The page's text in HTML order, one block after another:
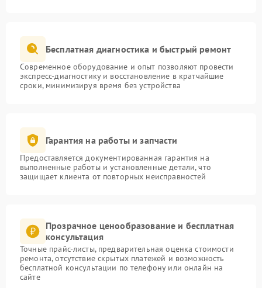
Бесплатная диагностика и быстрый ремонт
Современное оборудование и опыт позволяют провести
экспресс-диагностику и восстановление в кратчайшие
сроки, минимизируя время без устройства
Гарантия на работы и запчасти
Предоставляется документированная гарантия на
выполненные работы и установленные детали, что
защищает клиента от повторных неисправностей
Прозрачное ценообразование и бесплатная
консультация
Точные прайс-листы, предварительная оценка стоимости
ремонта, отсутствие скрытых платежей и возможность
бесплатной консультации по телефону или онлайн на
сайте